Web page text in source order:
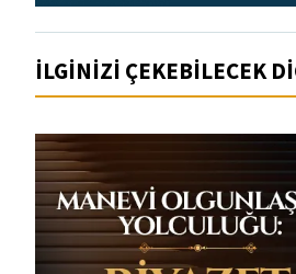
İLGİNİZİ ÇEKEBİLECEK